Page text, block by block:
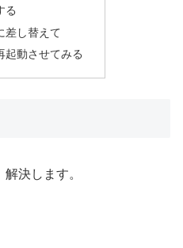
る
差し替えて
起動させてみる
決します。